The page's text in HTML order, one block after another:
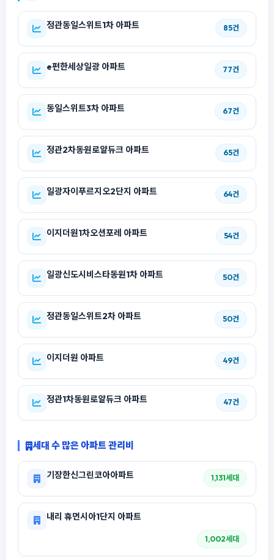
정관동일스위트1차 아파트 85건
e편한세상일광 아파트 77건
동일스위트3차 아파트 67건
정관2차동원로얄듀크 아파트 65건
일광자이푸르지오2단지 아파트 64건
이지더원1차오션포레 아파트 54건
일광신도시비스타동원1차 아파트 50건
정관동일스위트2차 아파트 50건
이지더원 아파트 49건
정관1차동원로얄듀크 아파트 47건
세대 수 많은 아파트 관리비
기장한신그린코아아파트 1,131세대
내리 휴먼시아1단지 아파트
1,002세대